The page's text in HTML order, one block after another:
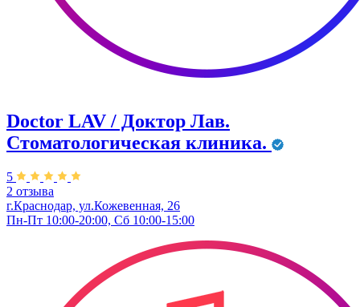
Doctor LAV / Доктор Лав.
Стоматологическая клиника.
5
2 отзыва
г.Краснодар, ул.Кожевенная, 26
Пн-Пт 10:00-20:00, Сб 10:00-15:00